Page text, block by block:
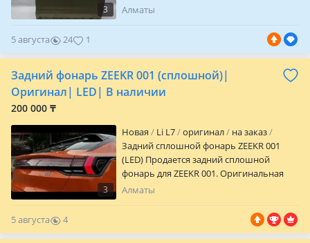
3
ХОРОШАЯ КАЧЕСТВА ЕСЛИ НЕ БЕРУ
Алматы
5 августа 24 1
Задний фонарь ZEEKR 001 (сплошной)|
Оригинал| LED| В наличии
200 000 ₸
3
Новая Li L7 оригинал
на заказ
Задний сплошной фонарь ZEEKR 001
(LED) Продается задний сплошной
фонарь для ZEEKR 001. Оригинальная
светодиодная оптика высокого
поврежденного фонаря после ДТП или
Алматы
5 августа
4
0